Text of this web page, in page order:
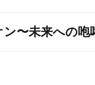
〜未来への咆